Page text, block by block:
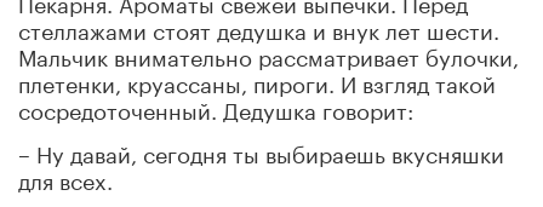
стеллажами стоят дедушка и внук лет шести.
Мальчик внимательно рассматривает булочки,
плетенки, круассаны, пироги. И взгляд такой
сосредоточенный. Дедушка говорит:
– Ну давай, сегодня ты выбираешь вкусняшки
для всех.